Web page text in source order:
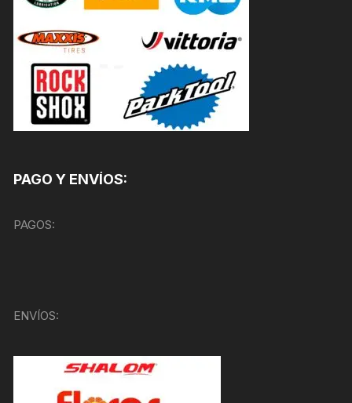
PAGO Y ENVÍOS:
PAGOS:
ENVÍOS: